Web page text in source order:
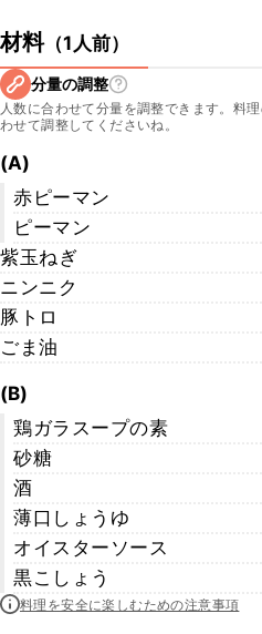
材料（1人前）
分量の調整
人数に合わせて分量を調整できます。料
わせて調整してくださいね。
(A)
赤ピーマン
ピーマン
紫玉ねぎ
ニンニク
豚トロ
ごま油
(B)
鶏ガラスープの素
砂糖
酒
薄口しょうゆ
オイスターソース
黒こしょう
料理を安全に楽しむための注意事項